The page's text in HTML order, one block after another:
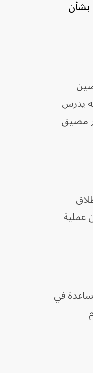
بشأن
يدرس
مضيق
عملية
في